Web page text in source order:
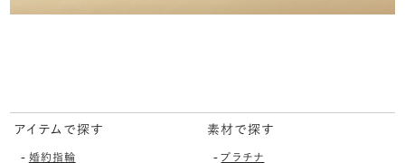
アイテムで探す
- 婚約指輪
素材で探す
-プラチナ